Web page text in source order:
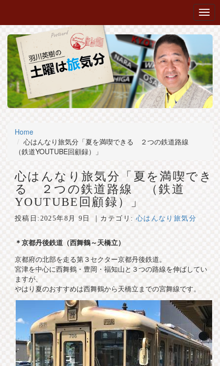
Home
心はんなり旅気分「夏を満喫できる ２つの鉄道路線
（鉄道YOUTUBE回顧録）」
心はんなり旅気分「夏を満喫でき
る ２つの鉄道路線 （鉄道
YOUTUBE回顧録）」
投稿日: 2025年8月 9日 ｜カテゴリ:心はんなり旅気分
＊京都丹後鉄道（西舞鶴～天橋立）
京都府の北部を走る第３セクター京都丹後鉄道。
宮津を中心に西舞鶴・豊岡・福知山と３つの路線を伸ばしてい
ますが、
やはり夏のおすすめは西舞鶴から天橋立までの宮舞線です。